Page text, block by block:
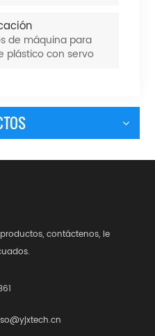
de máquina para
plástico con servo
contáctenos, le